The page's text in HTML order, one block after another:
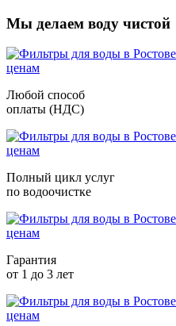
Мы делаем воду чистой
Любой способ
оплаты (НДС)
Полный цикл услуг
по водоочистке
Гарантия
от 1 до 3 лет